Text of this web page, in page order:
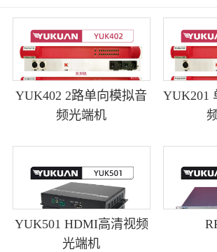
YUK402 2路单向模拟音
频光端机
YUK201
YUK501 HDMI高清视频
光端机